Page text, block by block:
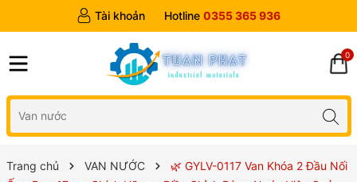
Tài khoản Hotline 0355 365 936
0
Trang chủ VAN NƯỚC
🌿 GYLV-0117 Van Khóa 2 Đầu Nối